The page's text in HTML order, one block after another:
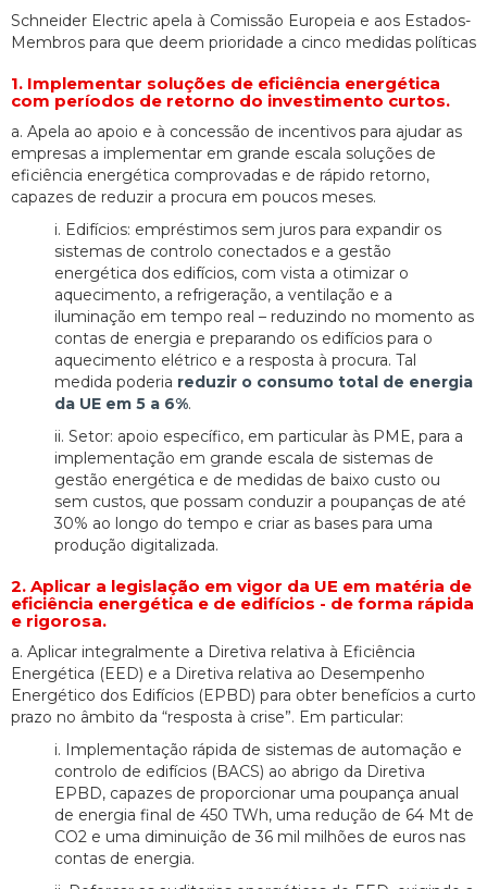
Schneider Electric apela à Comissão Europeia e aos Estados-
Membros para que deem prioridade a cinco medidas políticas
1. Implementar soluções de eficiência energética
com períodos de retorno do investimento curtos.
a. Apela ao apoio e à concessão de incentivos para ajudar as
empresas a implementar em grande escala soluções de
eficiência energética comprovadas e de rápido retorno,
capazes de reduzir a procura em poucos meses.
i. Edifícios: empréstimos sem juros para expandir os
sistemas de controlo conectados e a gestão
energética dos edifícios, com vista a otimizar o
aquecimento, a refrigeração, a ventilação e a
iluminação em tempo real – reduzindo no momento as
contas de energia e preparando os edifícios para o
aquecimento elétrico e a resposta à procura. Tal
medida poderia reduzir o consumo total de energia
da UE em 5 a 6%.
ii. Setor: apoio específico, em particular às PME, para a
implementação em grande escala de sistemas de
gestão energética e de medidas de baixo custo ou
sem custos, que possam conduzir a poupanças de até
30% ao longo do tempo e criar as bases para uma
produção digitalizada.
2. Aplicar a legislação em vigor da UE em matéria de
eficiência energética e de edifícios - de forma rápida
e rigorosa.
a. Aplicar integralmente a Diretiva relativa à Eficiência
Energética (EED) e a Diretiva relativa ao Desempenho
Energético dos Edifícios (EPBD) para obter benefícios a curto
prazo no âmbito da “resposta à crise”. Em particular:
i. Implementação rápida de sistemas de automação e
controlo de edifícios (BACS) ao abrigo da Diretiva
EPBD, capazes de proporcionar uma poupança anual
de energia final de 450 TWh, uma redução de 64 Mt de
CO2 e uma diminuição de 36 mil milhões de euros nas
contas de energia.